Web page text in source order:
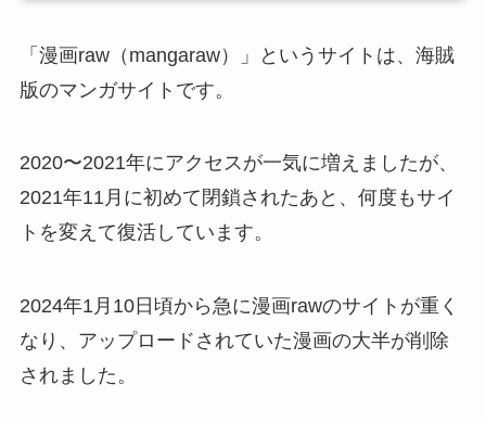
「漫画raw（mangaraw）」というサイトは、海賊
版のマンガサイトです。
2020〜2021年にアクセスが一気に増えましたが、
2021年11月に初めて閉鎖されたあと、何度もサイ
トを変えて復活しています。
2024年1月10日頃から急に漫画rawのサイトが重く
なり、アップロードされていた漫画の大半が削除
されました。